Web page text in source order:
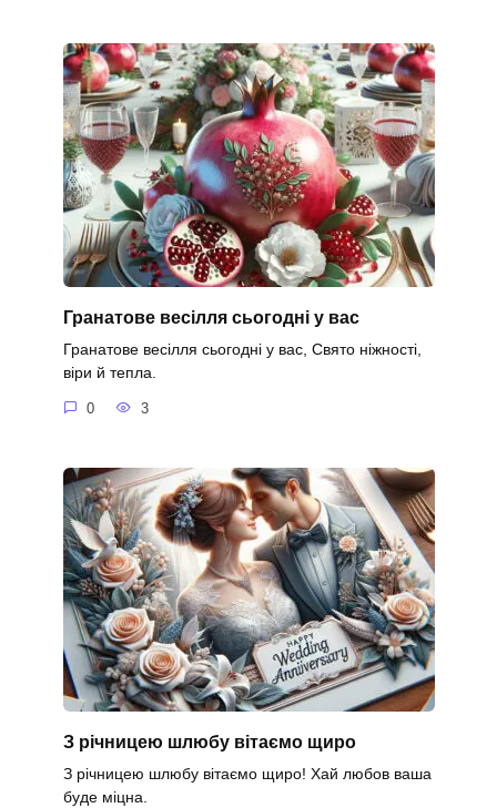
Гранатове весілля сьогодні у вас
Гранатове весілля сьогодні у вас, Свято ніжності,
віри й тепла.
0 3
З річницею шлюбу вітаємо щиро
З річницею шлюбу вітаємо щиро! Хай любов ваша
буде міцна.